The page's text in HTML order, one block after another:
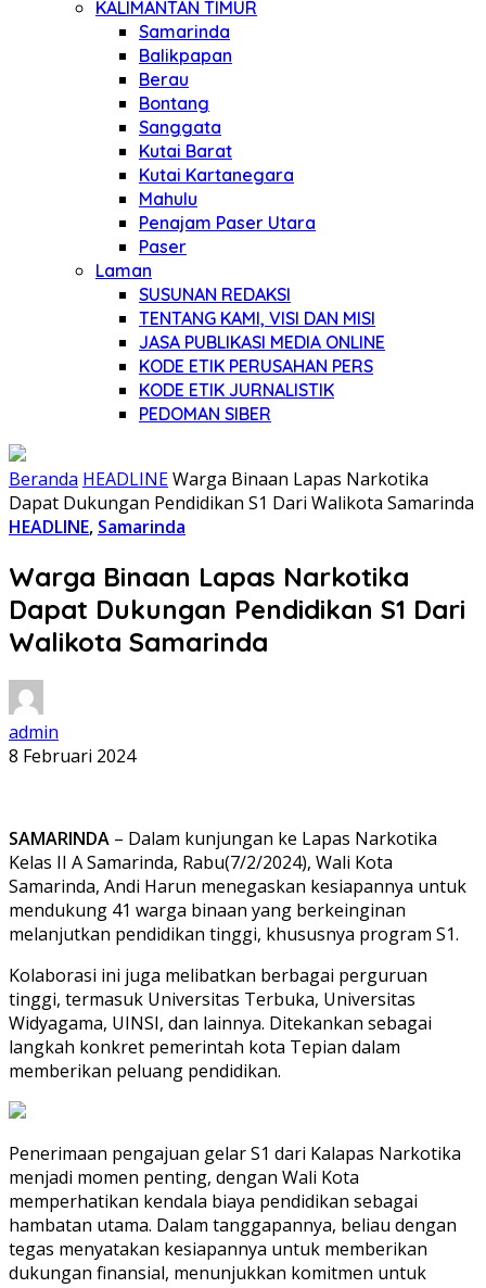
KALIMANTAN TIMUR
Samarinda
Balikpapan
Berau
Bontang
Sanggata
Kutai Barat
Kutai Kartanegara
Mahulu
Penajam Paser Utara
Paser
Laman
SUSUNAN REDAKSI
TENTANG KAMI, VISI DAN MISI
JASA PUBLIKASI MEDIA ONLINE
KODE ETIK PERUSAHAN PERS
KODE ETIK JURNALISTIK
PEDOMAN SIBER
Beranda HEADLINEWarga Binaan Lapas Narkotika
Dapat Dukungan Pendidikan S1 Dari Walikota Samarinda
HEADLINE, Samarinda
Warga Binaan Lapas Narkotika
Dapat Dukungan Pendidikan S1 Dari
Walikota Samarinda
admin
8 Februari 2024
SAMARINDA – Dalam kunjungan ke Lapas Narkotika
Kelas II A Samarinda, Rabu(7/2/2024), Wali Kota
Samarinda, Andi Harun menegaskan kesiapannya untuk
mendukung 41 warga binaan yang berkeinginan
melanjutkan pendidikan tinggi, khususnya program S1.
Kolaborasi ini juga melibatkan berbagai perguruan
tinggi, termasuk Universitas Terbuka, Universitas
Widyagama, UINSI, dan lainnya. Ditekankan sebagai
langkah konkret pemerintah kota Tepian dalam
memberikan peluang pendidikan.
Penerimaan pengajuan gelar S1 dari Kalapas Narkotika
menjadi momen penting, dengan Wali Kota
memperhatikan kendala biaya pendidikan sebagai
hambatan utama. Dalam tanggapannya, beliau dengan
tegas menyatakan kesiapannya untuk memberikan
dukungan finansial, menunjukkan komitmen untuk